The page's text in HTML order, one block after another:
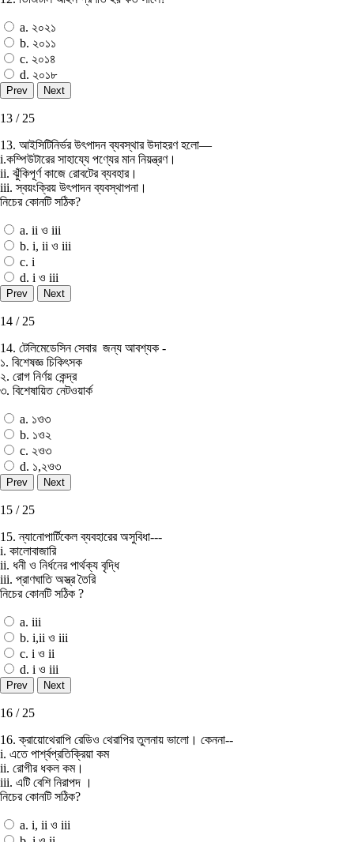
a. ২০২১
b. ২০১১
c. ২০১৪
d. ২০১৮
13 / 25
13. আইসিটিনির্ভর উৎপাদন ব্যবস্থার উদাহরণ হলাে—
i.কম্পিউটারের সাহায্যে পণ্যের মান নিয়ন্ত্রণ।
ii. ঝুঁকিপূর্ণ কাজে রােবটের ব্যবহার।
iii. স্বয়ংক্রিয় উৎপাদন ব্যবস্থাপনা।
নিচের কোনটি সঠিক?
a. ii ও iii
b. i, ii ও iii
c. i
d. i ও iii
14 / 25
14. টেলিমেডেসিন সেবার জন্য আবশ্যক -
১. বিশেষজ্ঞ চিকিৎসক
২. রোগ নির্ণয় কেন্দ্র
৩. বিশেষায়িত নেটওয়ার্ক
a. ১ও৩
b. ১ও২
c. ২ও৩
d. ১,২ও৩
15 / 25
15. ন্যানােপার্টিকেল ব্যবহারের অসুবিধা---
i. কালােবাজারি
ii. ধনী ও নির্ধনের পার্থক্য বৃদ্ধি
iii. প্রাণঘাতি অস্ত্র তৈরি
নিচের কোনটি সঠিক ?
a. iii
b. i,ii ও iii
c. i ও ii
d. i ও iii
16 / 25
16. ক্রায়ােথেরাপি রেডিও থেরাপির তুলনায় ভালাে। কেননা--
i. এতে পার্শ্বপ্রতিক্রিয়া কম
ii. রােগীর ধকল কম।
iii. এটি বেশি নিরাপদ ।
নিচের কোনটি সঠিক?
a. i, ii ও iii